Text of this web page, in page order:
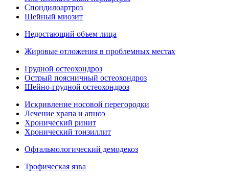
Спондилоартроз
Шейный миозит
Недостающий объем лица
Жировые отложения в проблемных местах
Грудной остеохондроз
Острый поясничный остеохондроз
Шейно-грудной остеохондроз
Искривление носовой перегородки
Лечение храпа и апноэ
Хронический ринит
Хронический тонзиллит
Офтальмологический демодекоз
Трофическая язва